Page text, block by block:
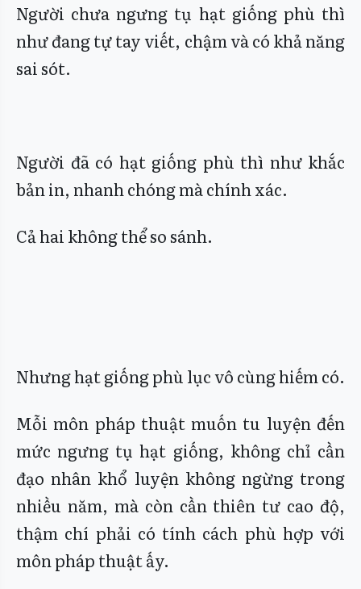
Người chưa ngưng tụ hạt giống phù thì
như đang tự tay viết, chậm và có khả năng
sai sót.
Người đã có hạt giống phù thì như khắc
bản in, nhanh chóng mà chính xác.
Cả hai không thể so sánh.
Nhưng hạt giống phù lục vô cùng hiếm có.
Mỗi môn pháp thuật muốn tu luyện đến
mức ngưng tụ hạt giống, không chỉ cần
đạo nhân khổ luyện không ngừng trong
nhiều năm, mà còn cần thiên tư cao độ,
thậm chí phải có tính cách phù hợp với
môn pháp thuật ấy.